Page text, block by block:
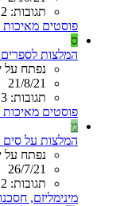
תגובות: 2
פוסטים מאיכות
ס
המלצות
נפתח על
21/8/21
תגובות: 3
פוסטים מאיכות
מ
המלצות על
נפתח על
26/7/21
תגובות: 2
מינימליזם,